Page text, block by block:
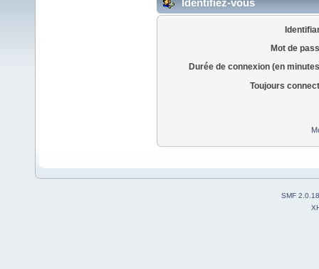
Identifiez-vous
Mot de
Durée de connexion (en
Toujours
SMF 2.0.18